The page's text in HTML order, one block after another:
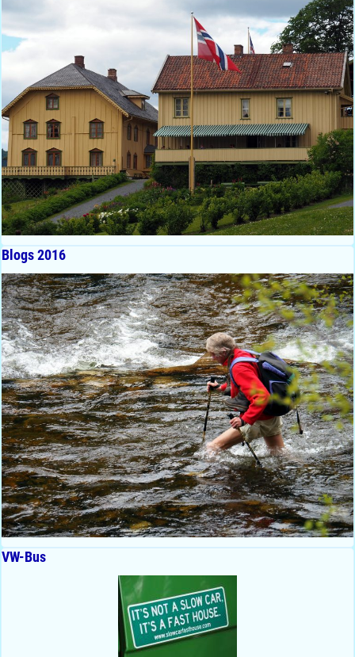
Blogs 2016
VW-Bus